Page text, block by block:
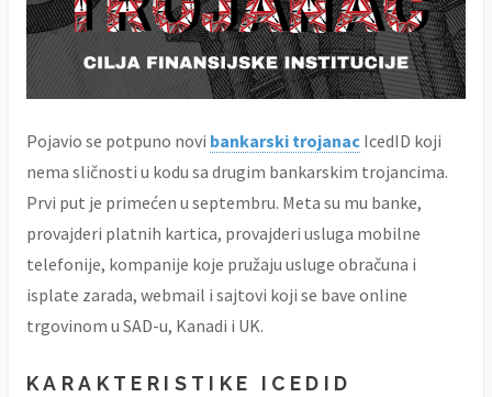
Pojavio se potpuno novi bankarski trojanac IcedID koji
nema sličnosti u kodu sa drugim bankarskim trojancima.
Prvi put je primećen u septembru. Meta su mu banke,
provajderi platnih kartica, provajderi usluga mobilne
telefonije, kompanije koje pružaju usluge obračuna i
isplate zarada, webmail i sajtovi koji se bave online
trgovinom u SAD-u, Kanadi i UK.
KARAKTERISTIKE ICEDID